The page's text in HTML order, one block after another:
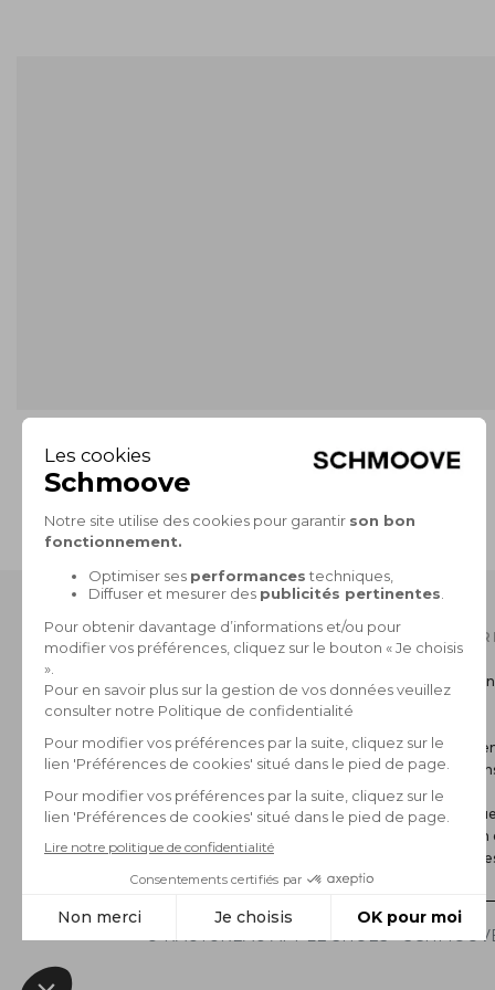
CB, 3X sans frais, Paypal
NOTRE CATALOGUE
Collection Homme
Collection Femme
Livraison
FAQ
© RAUTUREAU APPLE SHOES -